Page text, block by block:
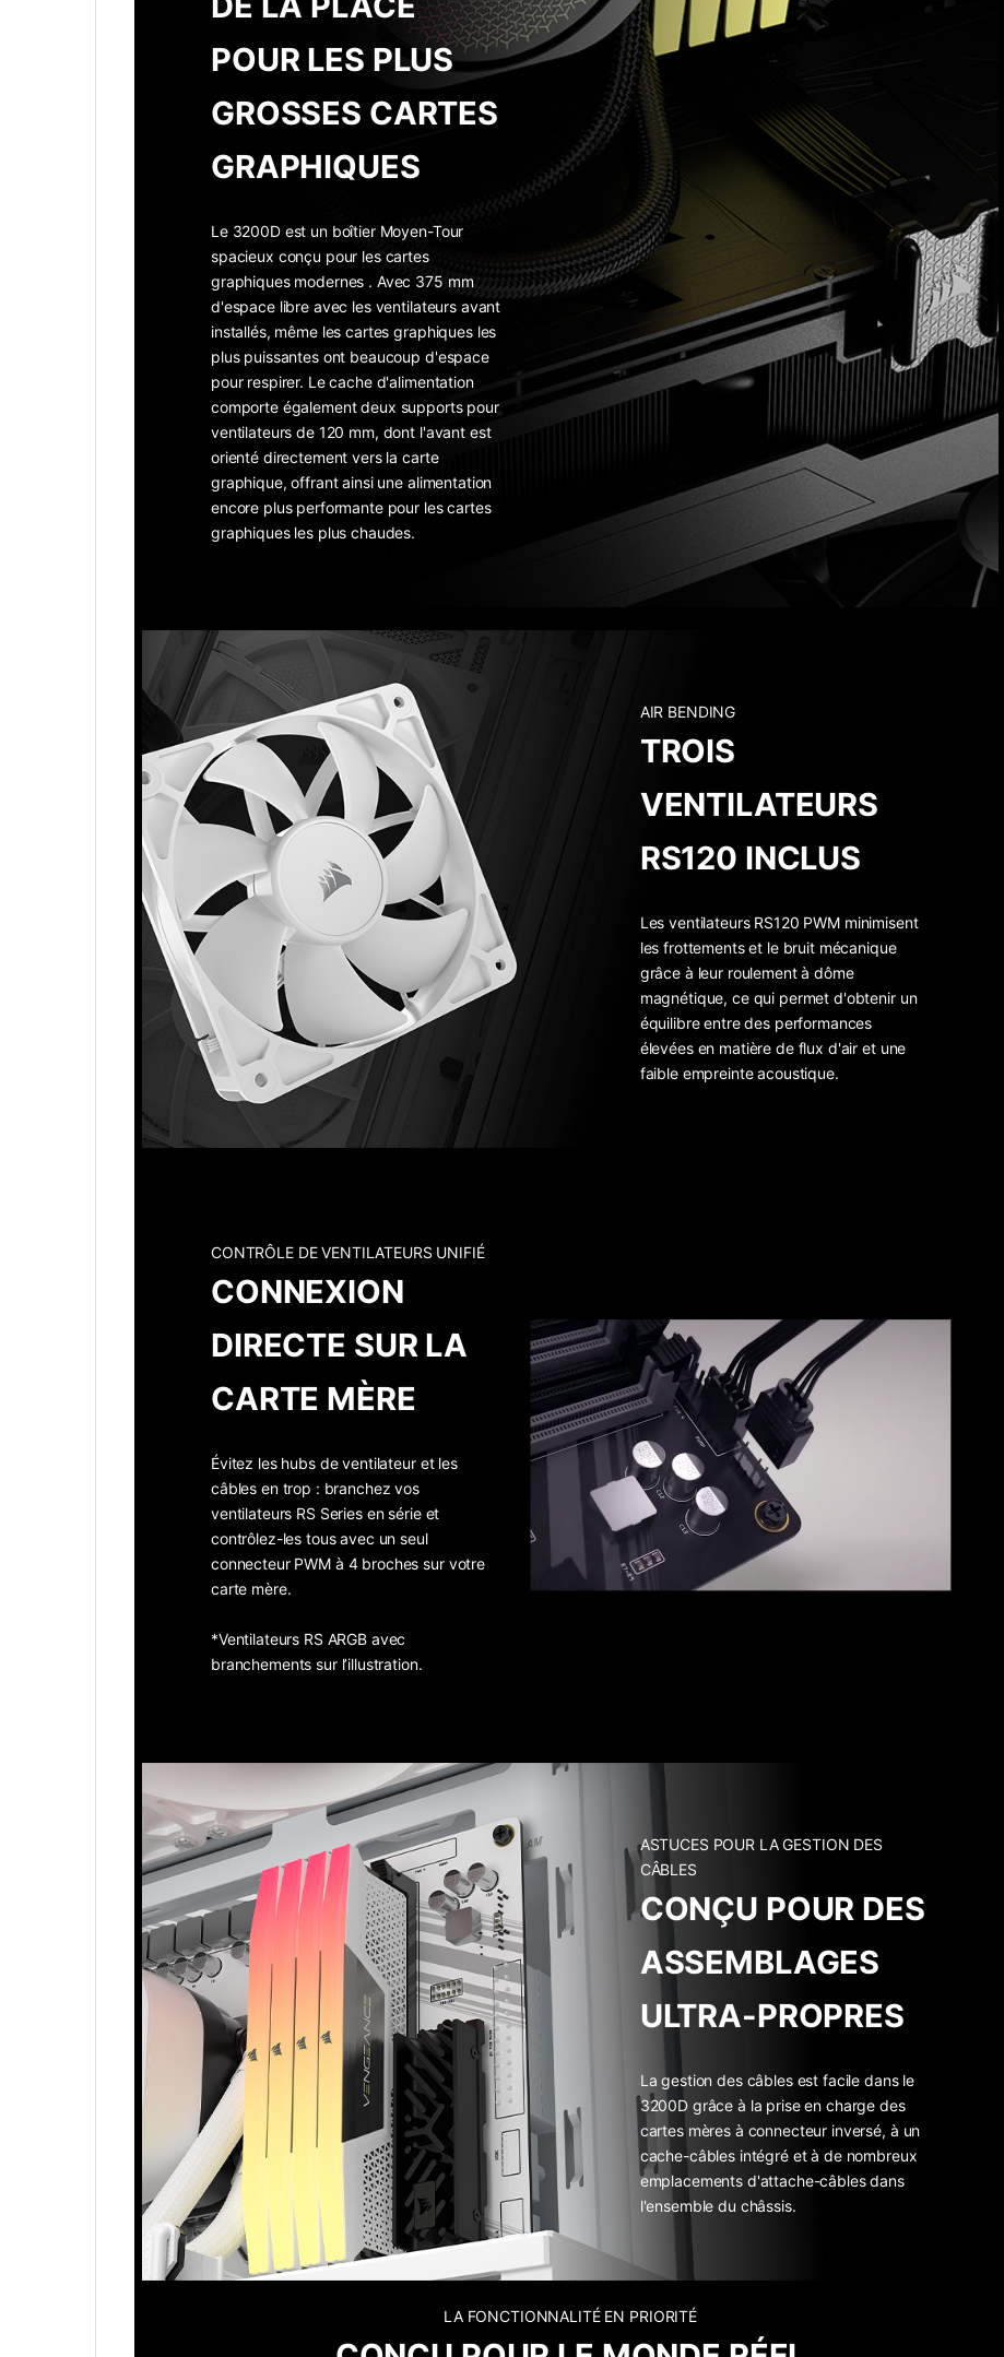
POUR LES PLUS
GROSSES CARTES
GRAPHIQUES
Le 3200D est un boîtier Moyen-Tour
spacieux conçu pour les cartes
graphiques modernes . Avec 375 mm
d'espace libre avec les ventilateurs avant
installés, même les cartes graphiques les
plus puissantes ont beaucoup d'espace
pour respirer. Le cache d'alimentation
comporte également deux supports pour
ventilateurs de 120 mm, dont l'avant est
orienté directement vers la carte
graphique, offrant ainsi une alimentation
encore plus performante pour les cartes
graphiques les plus chaudes.
AIR BENDING
TROIS
VENTILATEURS
RS120 INCLUS
Les ventilateurs RS120 PWM minimisent
les frottements et le bruit mécanique
grâce à leur roulement à dôme
magnétique, ce qui permet d'obtenir un
équilibre entre des performances
élevées en matière de flux d'air et une
faible empreinte acoustique.
CONTRÔLE DE VENTILATEURS UNIFIÉ
CONNEXION
DIRECTE SUR LA
CARTE MÈRE
Évitez les hubs de ventilateur et les
câbles en trop : branchez vos
ventilateurs RS Series en série et
contrôlez-les tous avec un seul
connecteur PWM à 4 broches sur votre
carte mère.
*Ventilateurs RS ARGB avec
branchements sur l’illustration.
ASTUCES POUR LA GESTION DES
CÂBLES
CONÇU POUR DES
ASSEMBLAGES
ULTRA-PROPRES
La gestion des câbles est facile dans le
3200D grâce à la prise en charge des
cartes mères à connecteur inversé, à un
cache-câbles intégré et à de nombreux
emplacements d'attache-câbles dans
l'ensemble du châssis.
LA FONCTIONNALITÉ EN PRIORITÉ